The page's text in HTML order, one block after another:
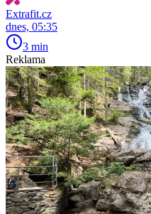
Extrafit.cz
dnes, 05:35
3 min
Reklama